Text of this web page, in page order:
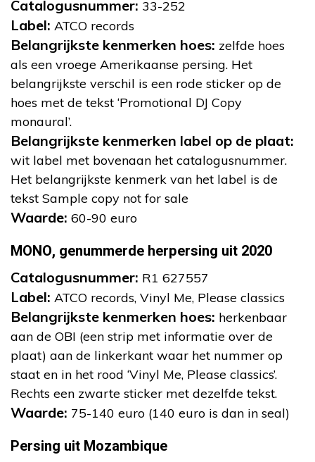
Catalogusnummer: 33-252
Label: ATCO records
Belangrijkste kenmerken hoes: zelfde hoes
als een vroege Amerikaanse persing. Het
belangrijkste verschil is een rode sticker op de
hoes met de tekst ‘Promotional DJ Copy
monaural’.
Belangrijkste kenmerken label op de plaat:
wit label met bovenaan het catalogusnummer.
Het belangrijkste kenmerk van het label is de
tekst Sample copy not for sale
Waarde: 60-90 euro
MONO, genummerde herpersing uit 2020
Catalogusnummer: R1 627557
Label: ATCO records, Vinyl Me, Please classics
Belangrijkste kenmerken hoes: herkenbaar
aan de OBI (een strip met informatie over de
plaat) aan de linkerkant waar het nummer op
staat en in het rood ‘Vinyl Me, Please classics’.
Rechts een zwarte sticker met dezelfde tekst.
Waarde: 75-140 euro (140 euro is dan in seal)
Persing uit Mozambique